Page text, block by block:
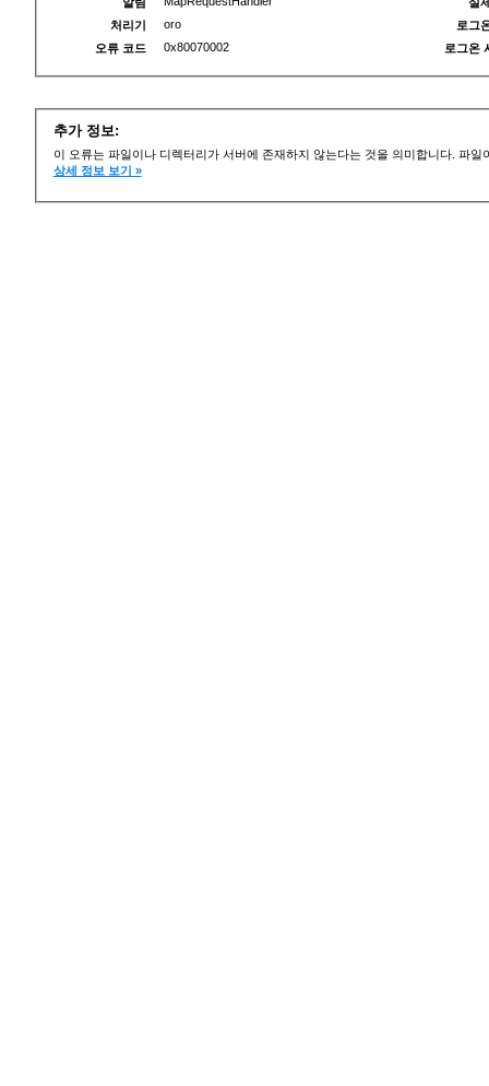
처리기
oro
오류 코드
0x80070002
로그
로그온
추가 정보:
이 오류는 파일이나 디렉터리가 서버에 존재하지 않는다는 것을 의미합니다. 파
상세 정보 보기 »